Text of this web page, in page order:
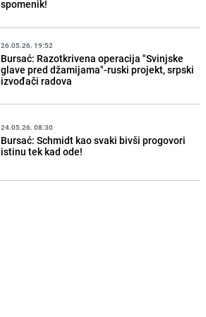
spomenik!
26.05.26. 19:52
Bursać: Razotkrivena operacija "Svinjske
glave pred džamijama"-ruski projekt, srpski
izvođači radova
24.05.26. 08:30
Bursać: Schmidt kao svaki bivši progovori
istinu tek kad ode!